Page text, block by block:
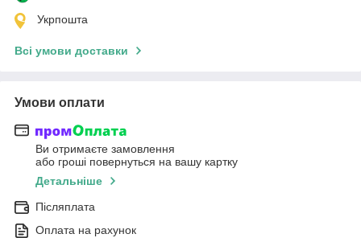
Укрпошта
Всі умови доставки
Умови оплати
Ви отримаєте замовлення
або гроші повернуться на вашу картку
Детальніше
Післяплата
Оплата на рахунок